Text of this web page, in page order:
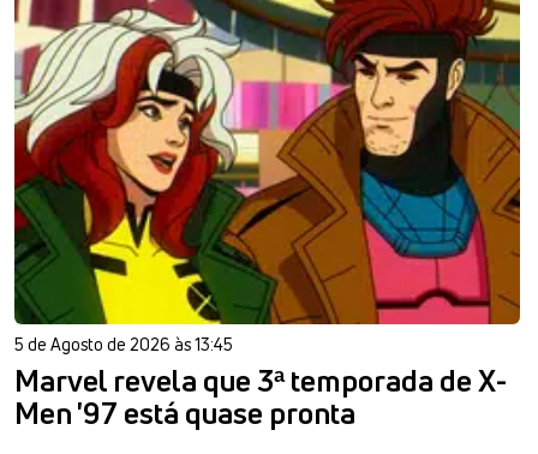
5 de Agosto de 2026 às 13:45
Marvel revela que 3ª temporada de X-
Men '97 está quase pronta